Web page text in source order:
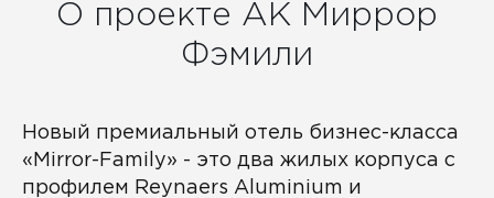
О проекте АК Миррор
Фэмили
Новый премиальный отель бизнес-класса
«Mirror-Family» - это два жилых корпуса с
профилем Reynaers Aluminium и